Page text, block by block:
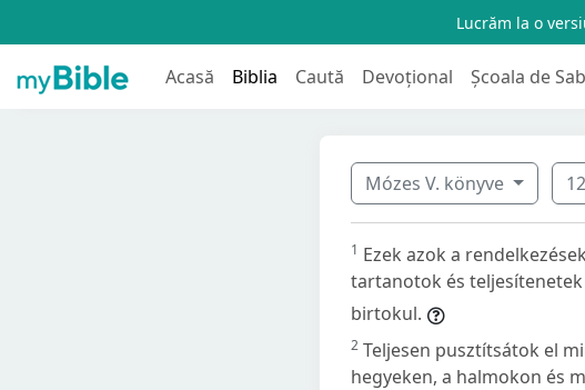
Lucrăm la o
Acasă Biblia Caută Devoțional Școala de
Mózes V. könyve 12
1 Ezek azok a
tartanotok és
birtokul.
2 Teljesen pusztítsátok el
hegyeken, a halmokon és